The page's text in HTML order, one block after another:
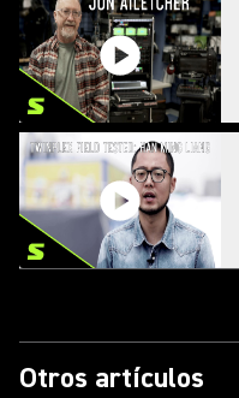
Otros artículos